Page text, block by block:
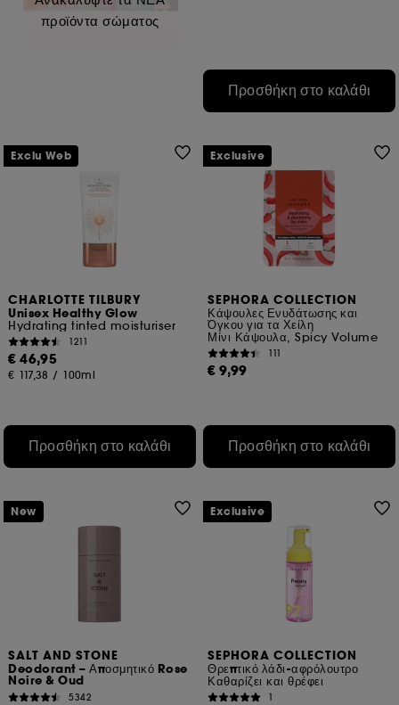
προϊόντα σώματος
Προσθήκη στο καλάθι
CHARLOTTE TILBURY
Unisex Healthy Glow
Hydrating tinted moisturiser
1211
€ 46,95
€ 117,38 / 100ml
Προσθήκη στο καλάθι
Exclu Web
SEPHORA COLLECTION
Κάψουλες Ενυδάτωσης και
Όγκου για τα Χείλη
Μίνι Κάψουλα, Spicy Volume
111
€ 9,99
Προσθήκη στο καλάθι
Exclusive
SALT AND STONE
Deodorant – Αποσμητικό Rose
Noire & Oud
5342
New
SEPHORA COLLECTION
Θρεπτικό λάδι-αφρόλουτρο
Καθαρίζει και θρέφει
1
Exclusive